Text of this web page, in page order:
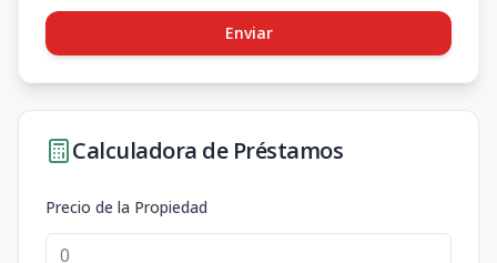
Enviar
Calculadora de Préstamos
Precio de la Propiedad